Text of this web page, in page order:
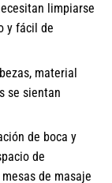
limpiarse
y fácil de
material
se sientan
de boca y
de
de masaje